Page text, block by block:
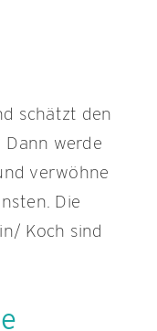
schätzt den
werde
verwöhne
Die
Koch sind